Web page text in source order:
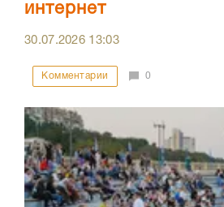
интернет
30.07.2026 13:03
Комментарии 0